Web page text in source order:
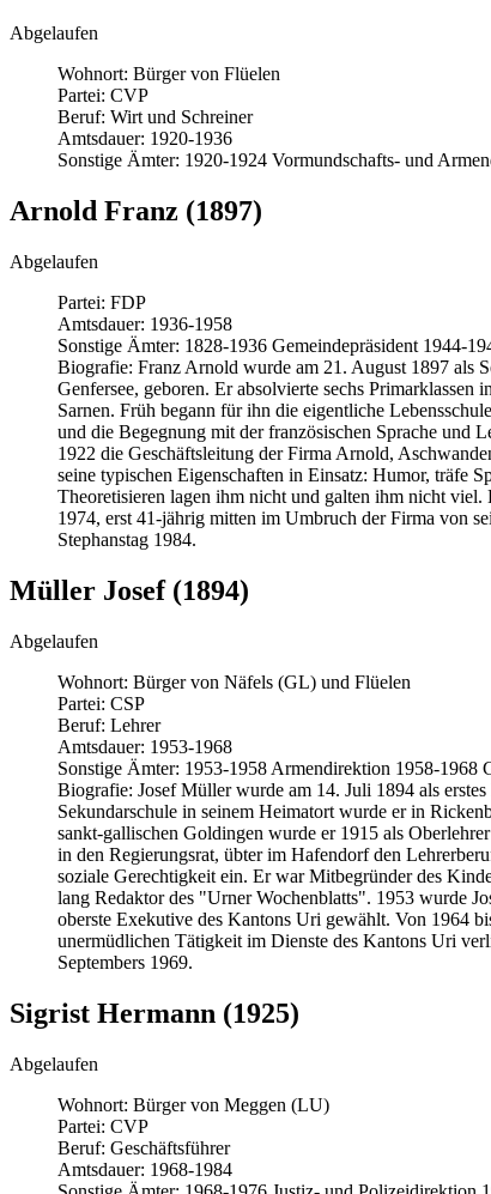
Abgelaufen
Wohnort: Bürger von Flüelen
Partei: CVP
Beruf: Wirt und Schreiner
Amtsdauer: 1920-1936
Sonstige Ämter: 1920-1924 Vormundschafts- und
Arnold Franz (1897)
Abgelaufen
Partei: FDP
Amtsdauer: 1936-1958
Sonstige Ämter: 1828-1936 Gemeindepräsident 1944-
Biografie: Franz Arnold wurde am 21. August 1897 als
Genfersee, geboren. Er absolvierte sechs
Sarnen. Früh begann für ihn die eigentliche
und die Begegnung mit der französischen Sprache und
1922 die Geschäftsleitung der Firma Arnold,
seine typischen Eigenschaften in Einsatz: Humor, träfe
Theoretisieren lagen ihm nicht und galten ihm nicht
1974, erst 41-jährig mitten im Umbruch der Firma von
Stephanstag 1984.
Müller Josef (1894)
Abgelaufen
Wohnort: Bürger von Näfels (GL) und Flüelen
Partei: CSP
Beruf: Lehrer
Amtsdauer: 1953-1968
Sonstige Ämter: 1953-1958 Armendirektion 1958-1968
Biografie: Josef Müller wurde am 14. Juli 1894 als
Sekundarschule in seinem Heimatort wurde er in
sankt-gallischen Goldingen wurde er 1915 als
in den Regierungsrat, übter im Hafendorf den
soziale Gerechtigkeit ein. Er war Mitbegründer des
lang Redaktor des "Urner Wochenblatts". 1953 wurde
oberste Exekutive des Kantons Uri gewählt. Von 1964
unermüdlichen Tätigkeit im Dienste des Kantons Uri
Septembers 1969.
Sigrist Hermann (1925)
Abgelaufen
Wohnort: Bürger von Meggen (LU)
Partei: CVP
Beruf: Geschäftsführer
Amtsdauer: 1968-1984